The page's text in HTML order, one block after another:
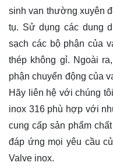
sinh van thường xuyên
tụ. Sử dụng các dung
sạch các bộ phận của
thép không gỉ. Ngoài
phận chuyển động của
Hãy liên hệ với chúng
inox 316 phù hợp với
cung cấp sản phẩm
đáp ứng mọi yêu cầu
Valve inox.